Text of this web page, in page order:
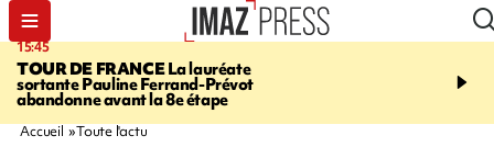
15:45
TOUR DE FRANCELa lauréate
sortante Pauline Ferrand-Prévot
abandonne avant la 8e étape
20:17
routière, concours de
Accueil Toute l'actu